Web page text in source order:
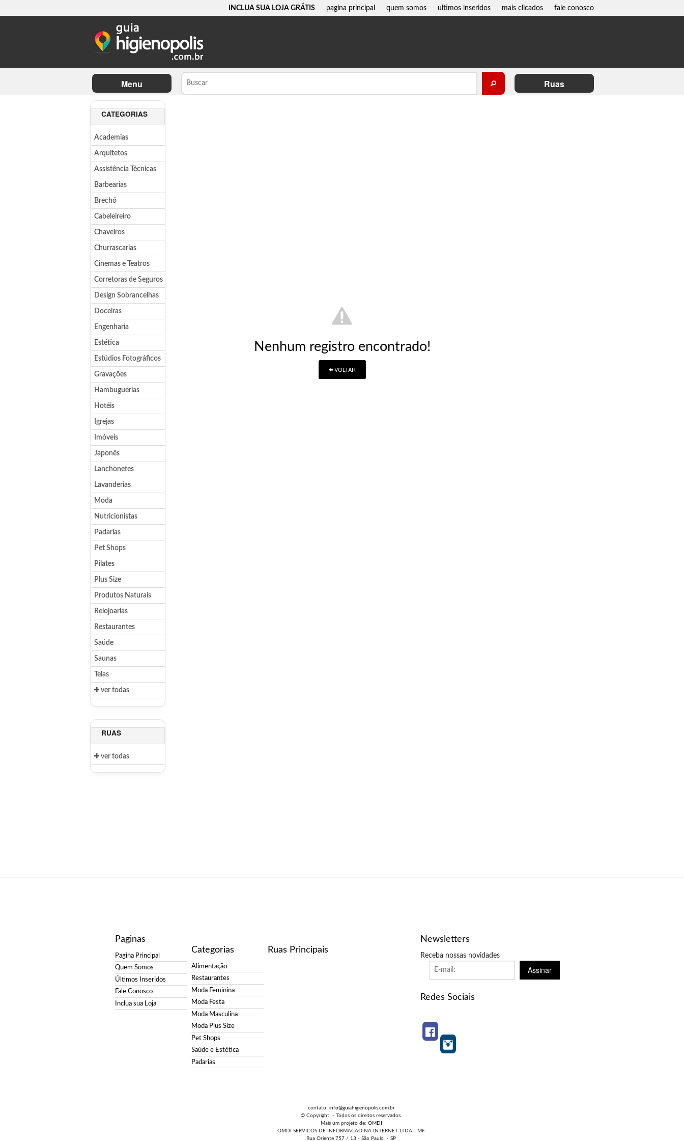
INCLUA SUA LOJA GRÁTIS pagina principal quem somos ultimos inseridos mais clicados fale conosco
Menu Ruas
CATEGORIAS
Academias
Arquitetos
Assistência Técnicas
Barbearias
Brechó
Cabeleireiro
Chaveiros
Churrascarias
Cinemas e Teatros
Corretoras de Seguros
Design Sobrancelhas
Doceiras
Engenharia
Estética
Estúdios Fotográficos
Gravações
Hambuguerias
Hotéis
Igrejas
Imóveis
Japonês
Lanchonetes
Lavanderias
Moda
Nutricionistas
Padarias
Pet Shops
Pilates
Plus Size
Produtos Naturais
Relojoarias
Restaurantes
Saúde
Saunas
Telas
ver todas
RUAS
ver todas
Nenhum registro encontrado!
VOLTAR
Paginas
Pagina Principal
Quem Somos
Últimos Inseridos
Fale Conosco
Inclua sua Loja
Categorias
Alimentação
Restaurantes
Moda Feminina
Moda Festa
Moda Masculina
Moda Plus Size
Pet Shops
Saúde e Estética
Padarias
Ruas Principais
Newsletters
Receba nossas novidades
Assinar
Redes Sociais
contato: info@guiahigienopolis.com.br
© Copyright - Todos os direitos reservados.
Mais um projeto de: OMDI
OMDI SERVICOS DE INFORMACAO NA INTERNET LTDA - ME
Rua Oriente 757 / 13 - São Paulo - SP